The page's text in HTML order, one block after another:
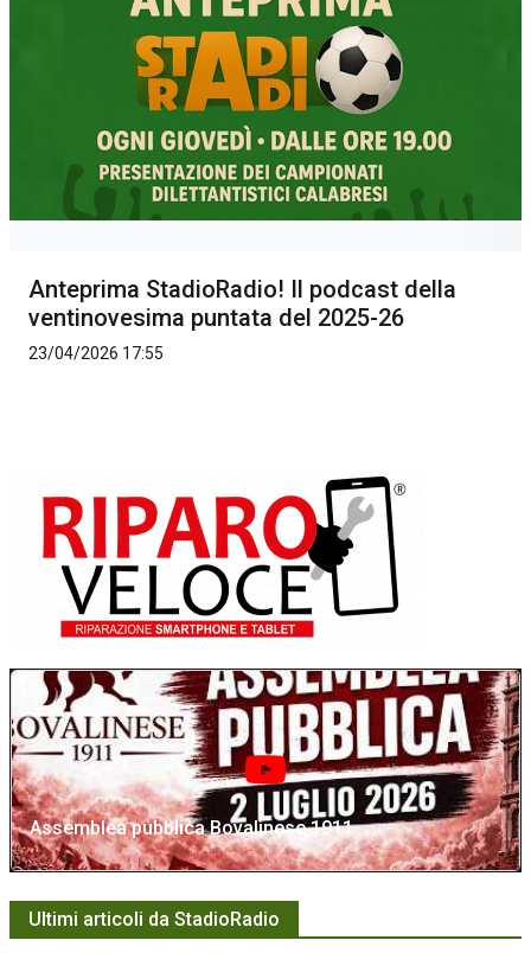
Anteprima StadioRadio! Il podcast della
ventinovesima puntata del 2025-26
23/04/2026 17:55
Assemblea pubblica Bovalinese 1911
Ultimi articoli da StadioRadio